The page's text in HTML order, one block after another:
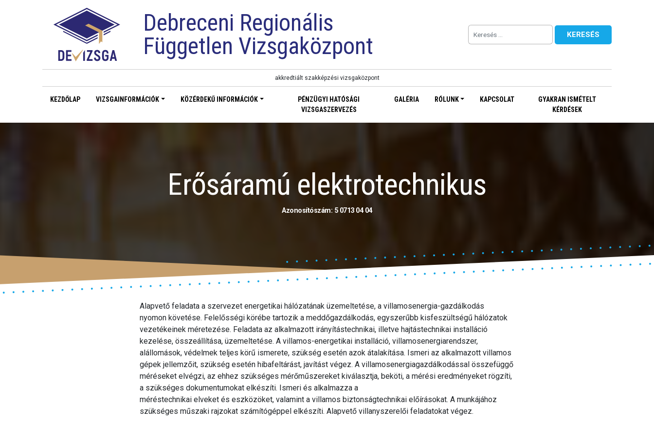
Debreceni Regionális
Független Vizsgaközpont
akkredtiált szakképzési vizsgaközpont
KEZDŐLAP VIZSGAINFORMÁCIÓK KÖZÉRDEKŰ INFORMÁCIÓK
PÉNZÜGYI HATÓSÁGI
VIZSGASZERVEZÉS
GALÉRIA RÓLUNK KAPCSOLAT
GYAKRAN ISMÉTELT
KÉRDÉSEK
Erősáramú elektrotechnikus
Azonosítószám: 5 0713 04 04
Alapvető feladata a szervezet energetikai hálózatának üzemeltetése, a villamosenergia-gazdálkodás
nyomon követése. Felelősségi körébe tartozik a meddőgazdálkodás, egyszerűbb kisfeszültségű hálózatok
vezetékeinek méretezése. Feladata az alkalmazott irányítástechnikai, illetve hajtástechnikai installáció
kezelése, összeállítása, üzemeltetése. A villamos-energetikai installáció, villamosenergiarendszer,
alállomások, védelmek teljes körű ismerete, szükség esetén azok átalakítása. Ismeri az alkalmazott villamos
gépek jellemzőit, szükség esetén hibafeltárást, javítást végez. A villamosenergiagazdálkodással összefüggő
méréseket elvégzi, az ehhez szükséges mérőműszereket kiválasztja, beköti, a mérési eredményeket rögzíti,
a szükséges dokumentumokat elkészíti. Ismeri és alkalmazza a
méréstechnikai elveket és eszközöket, valamint a villamos biztonságtechnikai előírásokat. A munkájához
szükséges műszaki rajzokat számítógéppel elkészíti. Alapvető villanyszerelői feladatokat végez.